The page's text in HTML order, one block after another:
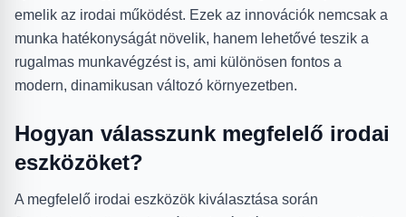
emelik az irodai működést. Ezek az innovációk nemcsak a
munka hatékonyságát növelik, hanem lehetővé teszik a
rugalmas munkavégzést is, ami különösen fontos a
modern, dinamikusan változó környezetben.
Hogyan válasszunk megfelelő irodai
eszközöket?
A megfelelő irodai eszközök kiválasztása során